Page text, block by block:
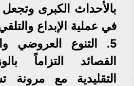
بالأحداث الكبرى
في عملية الإبداع
5. التنوع العروضي
القصائد التزاماً
التقليدية مع مرونة